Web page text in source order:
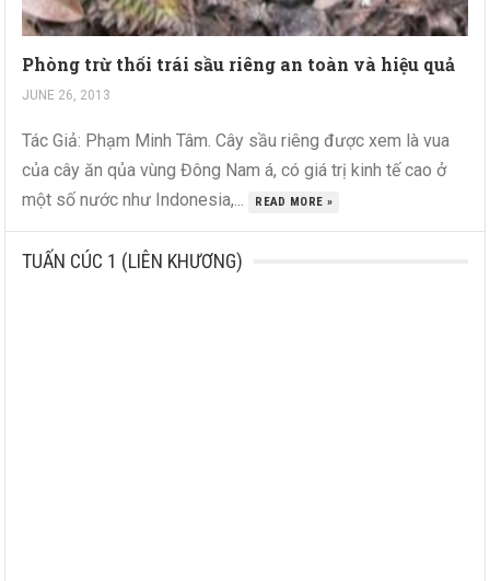
Phòng trừ thối trái sầu riêng an toàn và hiệu quả
JUNE 26, 2013
Tác Giả: Phạm Minh Tâm. Cây sầu riêng được xem là vua
của cây ăn qủa vùng Đông Nam á, có giá trị kinh tế cao ở
một số nước như Indonesia,...
READ MORE »
TUẤN CÚC 1 (LIÊN KHƯƠNG)